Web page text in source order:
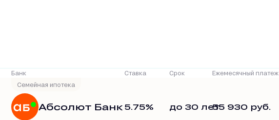
Банк Ставка Срок
Ежемесячный платеж
Семейная ипотека
Абсолют Банк 5.75% до 30 лет55 930 руб.